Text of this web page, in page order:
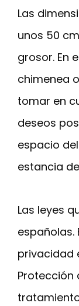
Las
unos 50
grosor. En
chimenea
tomar en
deseos
espacio
estancia
Las leyes
españolas.
privacidad
Protección
tratamiento